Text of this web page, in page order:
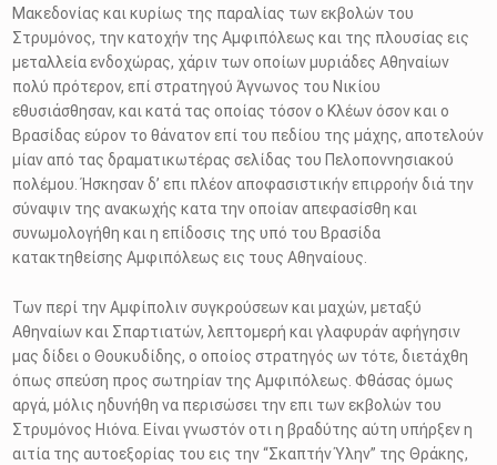
Μακεδονίας και κυρίως της παραλίας των εκβολών του
Στρυμόνος, την κατοχήν της Αμφιπόλεως και της πλουσίας εις
μεταλλεία ενδοχώρας, χάριν των οποίων μυριάδες Αθηναίων
πολύ πρότερον, επί στρατηγού Άγνωνος του Νικίου
εθυσιάσθησαν, και κατά τας οποίας τόσον ο Κλέων όσον και ο
Βρασίδας εύρον το θάνατον επί του πεδίου της μάχης, αποτελούν
μίαν από τας δραματικωτέρας σελίδας του Πελοποννησιακού
πολέμου. Ήσκησαν δ’ επι πλέον αποφασιστικήν επιρροήν διά την
σύναψιν της ανακωχής κατα την οποίαν απεφασίσθη και
συνωμολογήθη και η επίδοσις της υπό του Βρασίδα
κατακτηθείσης Αμφιπόλεως εις τους Αθηναίους.
Των περί την Αμφίπολιν συγκρούσεων και μαχών, μεταξύ
Αθηναίων και Σπαρτιατών, λεπτομερή και γλαφυράν αφήγησιν
μας δίδει ο Θουκυδίδης, ο οποίος στρατηγός ων τότε, διετάχθη
όπως σπεύση προς σωτηρίαν της Αμφιπόλεως. Φθάσας όμως
αργά, μόλις ηδυνήθη να περισώσει την επι των εκβολών του
Στρυμόνος Ηιόνα. Είναι γνωστόν οτι η βραδύτης αύτη υπήρξεν η
αιτία της αυτοεξορίας του εις την “Σκαπτήν Ύλην” της Θράκης,